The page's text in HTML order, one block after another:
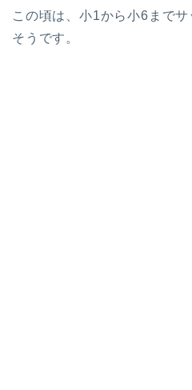
この頃は、小1から小6まで
そうです。